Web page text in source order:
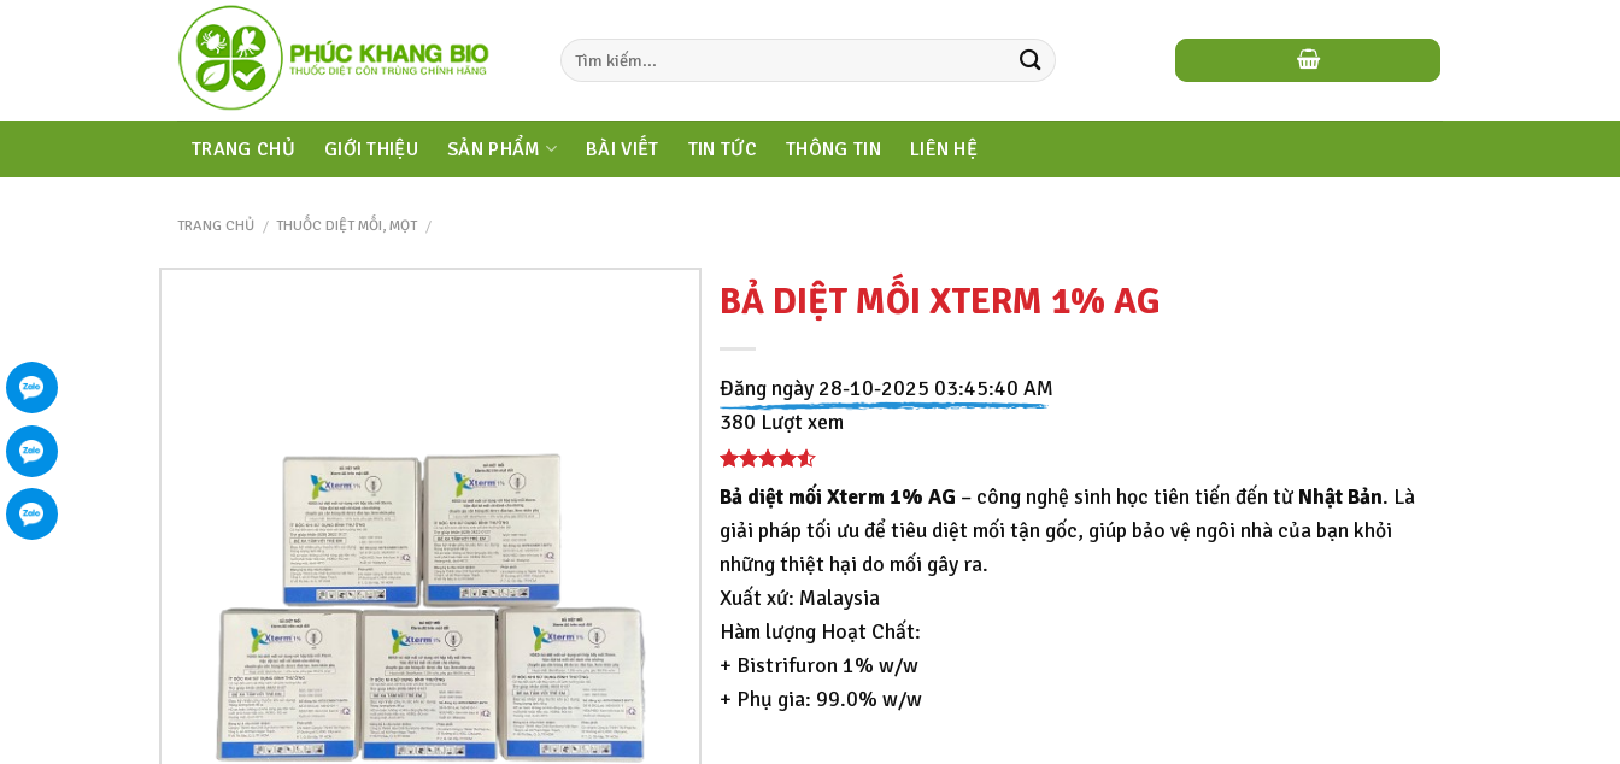
TRANG CHỦ GIỚI THIỆU SẢN PHẨM BÀI VIẾT TIN TỨC THÔNG TIN LIÊN HỆ
TRANG CHỦ / THUỐC DIỆT MỐI, MỌT /
BẢ DIỆT MỐI XTERM 1% AG
Đăng ngày 28-10-2025 03:45:40 AM
380 Lượt xem
Bả diệt mối Xterm 1% AG – công nghệ sinh học tiên tiến đến từNhật Bản. Là
giải pháp tối ưu để tiêu diệt mối tận gốc, giúp bảo vệ ngôi nhà của bạn khỏi
những thiệt hại do mối gây ra.
Xuất xứ: Malaysia
Hàm lượng Hoạt Chất:
+ Bistrifuron 1% w/w
+ Phụ gia: 99.0% w/w